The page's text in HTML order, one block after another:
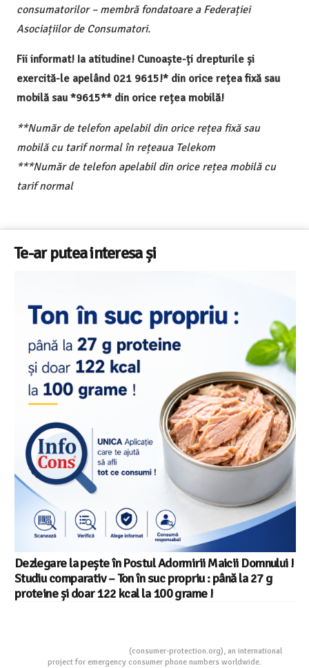
consumatorilor – membră fondatoare a Federației
Asociațiilor de Consumatori.
Fii informat! Ia atitudine! Cunoaște-ți drepturile și
exercită-le apelând 021 9615!* din orice rețea fixă sau
mobilă sau *9615** din orice rețea mobilă!
**Număr de telefon apelabil din orice rețea fixă sau
mobilă cu tarif normal în rețeaua Telekom
***Număr de telefon apelabil din orice rețea mobilă cu
tarif normal
Te-ar putea interesa și
Dezlegare la pește în Postul Adormirii Maicii Domnului !
Studiu comparativ – Ton în suc propriu : până la 27 g
proteine și doar 122 kcal la 100 grame !
(consumer-protection.org), an international
project for emergency consumer phone numbers worldwide.